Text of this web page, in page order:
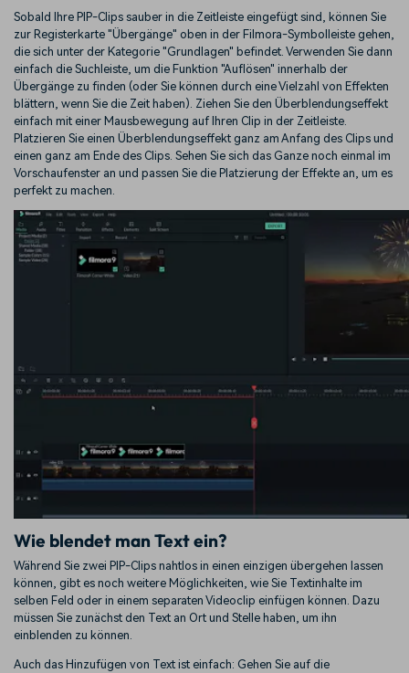
Sobald Ihre PIP-Clips sauber in die Zeitleiste eingefügt sind, können Sie
zur Registerkarte "Übergänge" oben in der Filmora-Symbolleiste gehen,
die sich unter der Kategorie "Grundlagen" befindet. Verwenden Sie dann
einfach die Suchleiste, um die Funktion "Auflösen" innerhalb der
Übergänge zu finden (oder Sie können durch eine Vielzahl von Effekten
blättern, wenn Sie die Zeit haben). Ziehen Sie den Überblendungseffekt
einfach mit einer Mausbewegung auf Ihren Clip in der Zeitleiste.
Platzieren Sie einen Überblendungseffekt ganz am Anfang des Clips und
einen ganz am Ende des Clips. Sehen Sie sich das Ganze noch einmal im
Vorschaufenster an und passen Sie die Platzierung der Effekte an, um es
perfekt zu machen.
Wie blendet man Text ein?
Während Sie zwei PIP-Clips nahtlos in einen einzigen übergehen lassen
können, gibt es noch weitere Möglichkeiten, wie Sie Textinhalte im
selben Feld oder in einem separaten Videoclip einfügen können. Dazu
müssen Sie zunächst den Text an Ort und Stelle haben, um ihn
einblenden zu können.
Auch das Hinzufügen von Text ist einfach: Gehen Sie auf die